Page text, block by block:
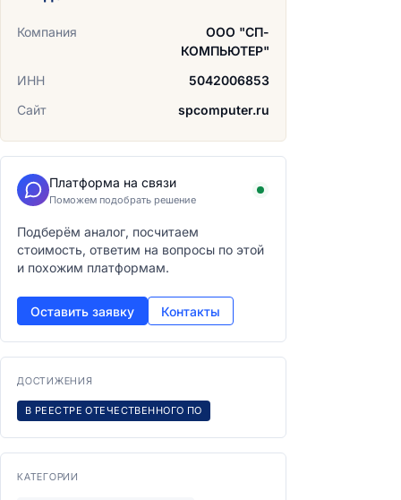
Компания
ООО "СП-
КОМПЬЮТЕР"
ИНН
5042006853
Сайт
spcomputer.ru
Платформа на связи
Поможем подобрать решение
Подберём аналог, посчитаем
стоимость, ответим на вопросы по этой
и похожим платформам.
Оставить заявку Контакты
ДОСТИЖЕНИЯ
В РЕЕСТРЕ ОТЕЧЕСТВЕННОГО ПО
КАТЕГОРИИ